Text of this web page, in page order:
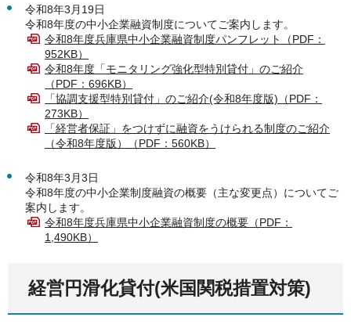
令和8年3月19日
令和8年度の中小企業融資制度についてご案内します。
令和8年度兵庫県中小企業融資制度パンフレット（PDF：
952KB）
令和8年度「モニタリング強化型特別貸付」のご紹介
（PDF：696KB）
「協調支援型特別貸付」のご紹介(令和8年度版)（PDF：
273KB）
「経営者保証」をつけずに融資をうけられる制度のご紹介
（令和8年度版）（PDF：560KB）
令和8年3月3日
令和8年度の中小企業制度融資の概要（主な変更点）についてご
案内します。
令和8年度兵庫県中小企業融資制度の概要（PDF：
1,490KB）
経営円滑化貸付(米国関税措置対策)